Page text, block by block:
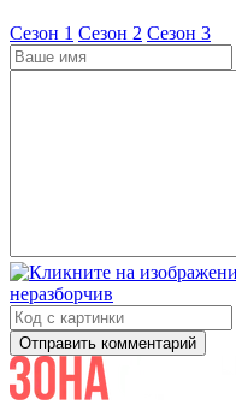
Cезон 1 Cезон 2 Cезон 3
Отправить комментарий